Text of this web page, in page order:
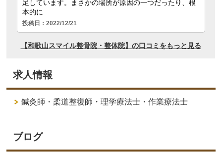
求人情報
鍼灸師・柔道整復師・理学療法士・作業療法士
ブログ